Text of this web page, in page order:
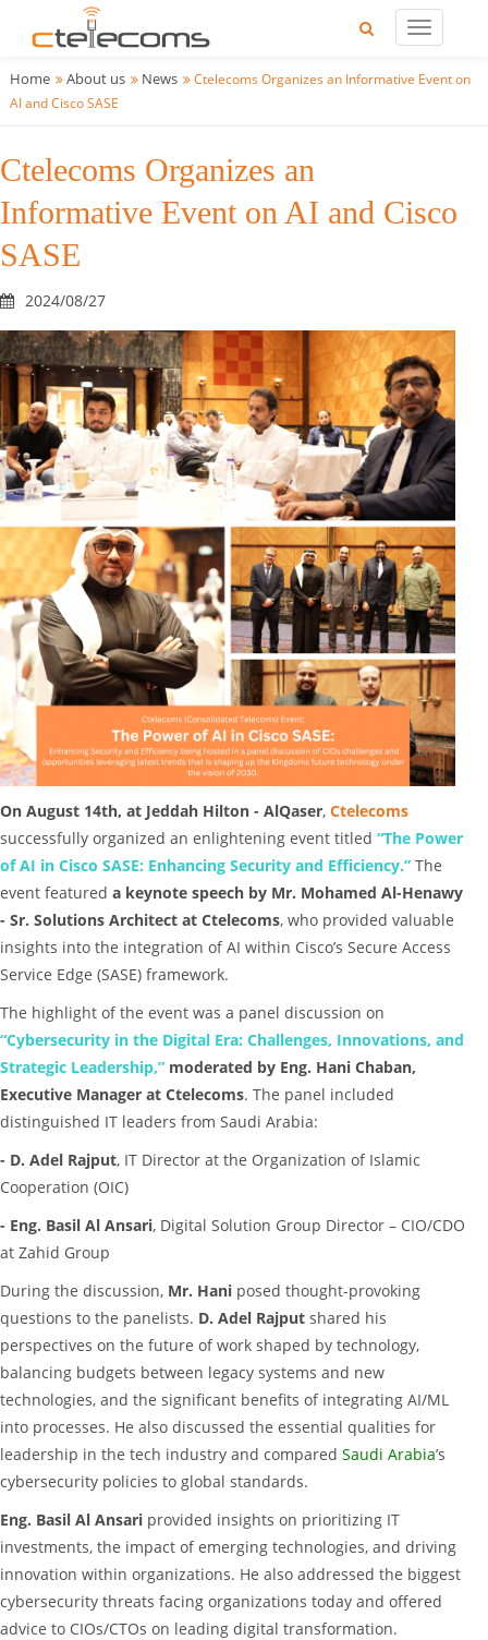
Home About us News
Ctelecoms Organizes an Informative Event on
AI and Cisco SASE
Ctelecoms Organizes an
Informative Event on AI and Cisco
SASE
2024/08/27
On August 14th, at Jeddah Hilton - AlQaser, Ctelecoms
successfully organized an enlightening event titled “The Power
of AI in Cisco SASE: Enhancing Security and Efficiency.” The
event featured a keynote speech by Mr. Mohamed Al-Henawy
- Sr. Solutions Architect at Ctelecoms, who provided valuable
insights into the integration of AI within Cisco’s Secure Access
Service Edge (SASE) framework.
The highlight of the event was a panel discussion on
“Cybersecurity in the Digital Era: Challenges, Innovations, and
Strategic Leadership,” moderated by Eng. Hani Chaban,
Executive Manager at Ctelecoms. The panel included
distinguished IT leaders from Saudi Arabia:
- D. Adel Rajput, IT Director at the Organization of Islamic
Cooperation (OIC)
- Eng. Basil Al Ansari, Digital Solution Group Director – CIO/CDO
at Zahid Group
During the discussion, Mr. Hani posed thought-provoking
questions to the panelists. D. Adel Rajput shared his
perspectives on the future of work shaped by technology,
balancing budgets between legacy systems and new
technologies, and the significant benefits of integrating AI/ML
into processes. He also discussed the essential qualities for
leadership in the tech industry and compared Saudi Arabia’s
cybersecurity policies to global standards.
Eng. Basil Al Ansari provided insights on prioritizing IT
investments, the impact of emerging technologies, and driving
innovation within organizations. He also addressed the biggest
cybersecurity threats facing organizations today and offered
advice to CIOs/CTOs on leading digital transformation.